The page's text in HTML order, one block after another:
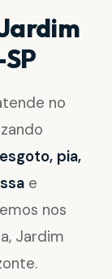
no
pia,
e
nos
Jardim